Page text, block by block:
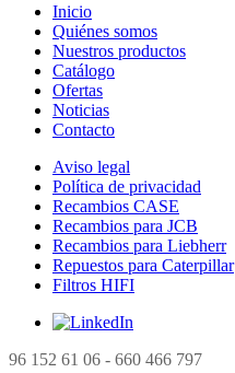
Inicio
Quiénes somos
Nuestros productos
Catálogo
Ofertas
Noticias
Contacto
Aviso legal
Política de privacidad
Recambios CASE
Recambios para JCB
Recambios para Liebherr
Repuestos para Caterpillar
Filtros HIFI
96 152 61 06 - 660 466 797